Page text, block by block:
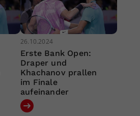
26.10.2024
Erste Bank Open:
Draper und
Khachanov prallen
im Finale
aufeinander